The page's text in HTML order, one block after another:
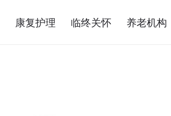
康复护理 临终关怀 养老机构